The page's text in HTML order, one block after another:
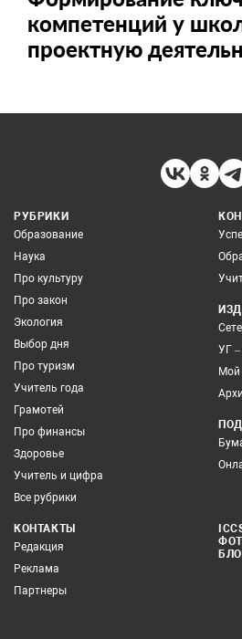
компетенций у
проектную
РУБРИКИ
Образование
Наука
Про культуру
Про закон
Экология
Выбор дня
Про туризм
Учитель года
Грамотей
Про финансы
Здоровье
Учитель и цифра
Все рубрики
УГ
КОНТАКТЫ
Редакция
Реклама
Партнеры